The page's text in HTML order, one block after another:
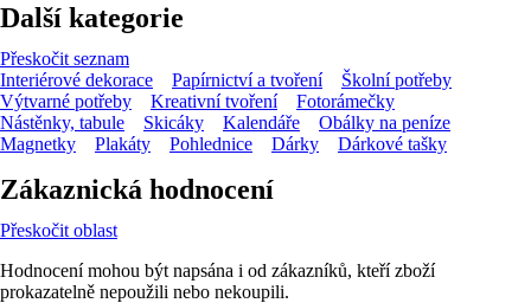
Další kategorie
Přeskočit seznam
Interiérové dekorace
Papírnictví a tvoření
Školní potřeby
Výtvarné potřeby
Kreativní tvoření
Fotorámečky
Nástěnky, tabule
Skicáky Kalendáře
Obálky na peníze
Magnetky
Plakáty Pohlednice Dárky Dárkové tašky
Zákaznická hodnocení
Přeskočit oblast
Hodnocení mohou být napsána i od zákazníků, kteří zboží
prokazatelně nepoužili nebo nekoupili.